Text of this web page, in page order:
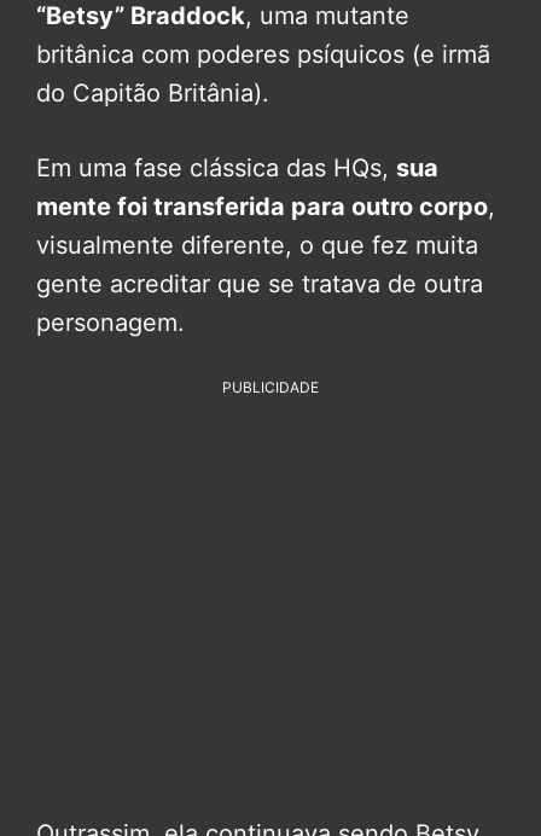
“Betsy” Braddock, uma mutante
britânica com poderes psíquicos (e irmã
do Capitão Britânia).
Em uma fase clássica das HQs, sua
mente foi transferida para outro corpo,
visualmente diferente, o que fez muita
gente acreditar que se tratava de outra
personagem.
PUBLICIDADE